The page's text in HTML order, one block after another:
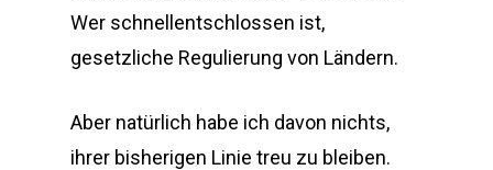
Wer schnellentschlossen ist,
gesetzliche Regulierung von Ländern.
Aber natürlich habe ich davon nichts,
ihrer bisherigen Linie treu zu bleiben.